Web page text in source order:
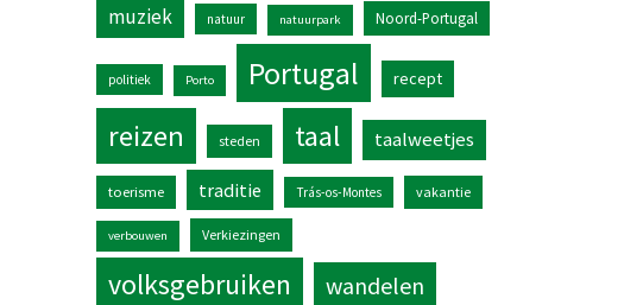
muziek natuur natuurpark Noord-Portugal
politiek Porto Portugal recept
reizen steden taal taalweetjes
toerisme traditie Trás-os-Montes vakantie
verbouwen Verkiezingen
volksgebruiken wandelen